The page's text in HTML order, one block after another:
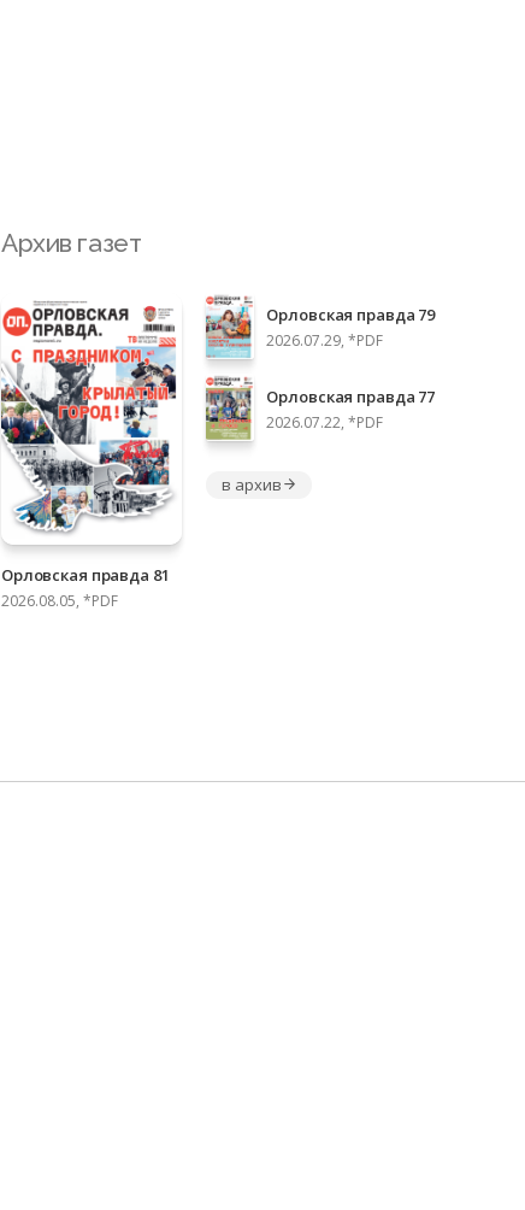
Архив газет
Орловская правда 81
2026.08.05, *PDF
Орловская правда 79
2026.07.29, *PDF
Орловская правда 77
2026.07.22, *PDF
в архив